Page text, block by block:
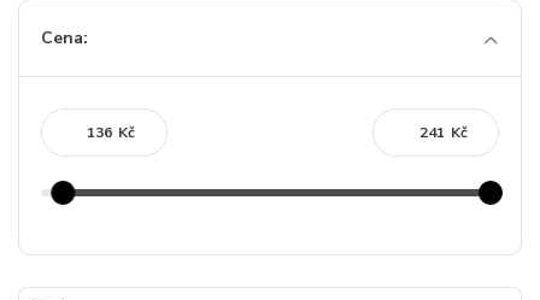
Cena:
Kč Kč